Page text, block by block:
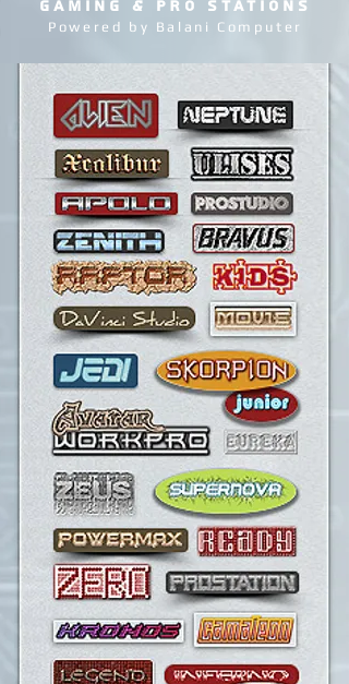
Powered by Balani Computer